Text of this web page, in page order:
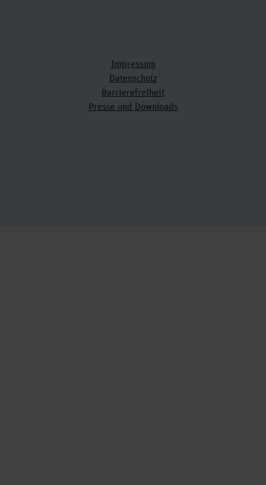
Impressum
Datenschutz
Barrierefreiheit
Presse und Downloads